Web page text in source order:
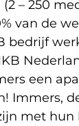
– 250
van de
bedrijf
een
Immers,
met hun